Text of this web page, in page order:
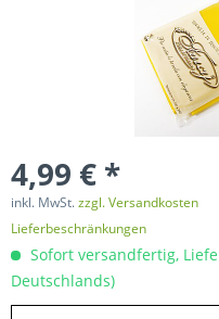
4,99 € *
inkl. MwSt.zzgl. Versandkosten
Lieferbeschränkungen
Sofort versandfertig,
Deutschlands)